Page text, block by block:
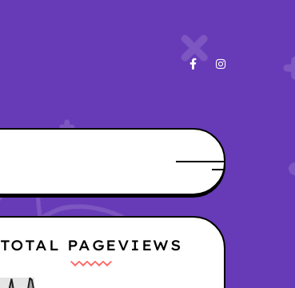
TOTAL PAGEVIEWS